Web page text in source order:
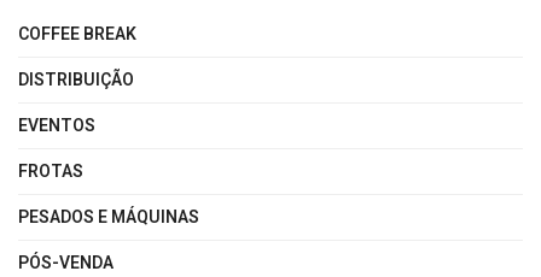
COFFEE BREAK
DISTRIBUIÇÃO
EVENTOS
FROTAS
PESADOS E MÁQUINAS
PÓS-VENDA